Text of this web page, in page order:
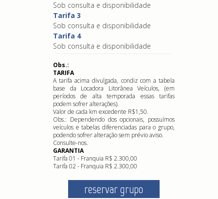
Sob consulta e disponibilidade
Tarifa 3
Sob consulta e disponibilidade
Tarifa 4
Sob consulta e disponibilidade
Obs.:
TARIFA
A tarifa acima divulgada, condiz com a tabela
base da Locadora Litorânea Veículos, (em
períodos de alta temporada essas tarifas
podem sofrer alterações).
Valor de cada km excedente R$1,50.
Obs.: Dependendo dos opcionais, possuímos
veículos e tabelas diferenciadas para o grupo,
podendo sofrer alteração sem prévio aviso.
Consulte-nos.
GARANTIA
Tarifa 01 - Franquia R$ 2.300,00
Tarifa 02 - Franquia R$ 2.300,00
reservar grupo